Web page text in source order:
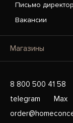
Письмо
Вакансии
Магазины
8 800 500 41 58
telegram
Max